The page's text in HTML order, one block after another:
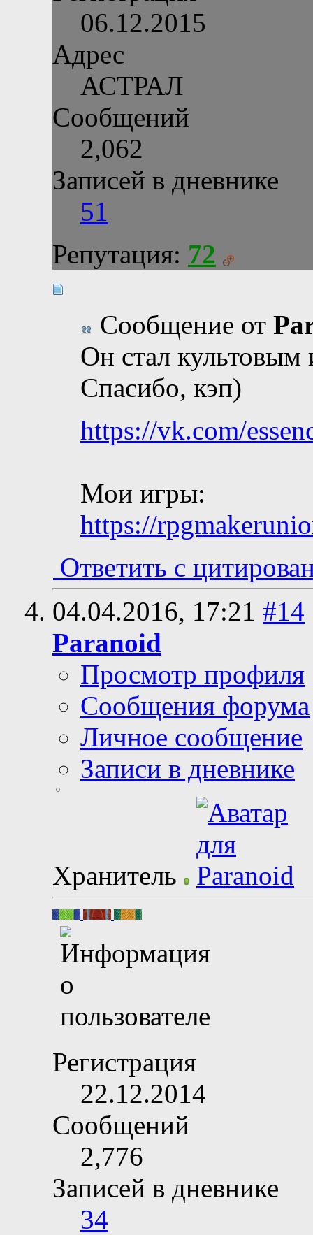
06.12.2015
Адрес
АСТРАЛ
Сообщений
2,062
Записей в дневнике
51
Репутация: 72
Сообщение от
Он стал культовым
Спасибо, кэп)
https://vk.com/
Мои игры:
https://
Ответить с
04.04.2016, 17:21 #14
Paranoid
Просмотр профиля
Сообщения форума
Личное сообщение
Записи в дневнике
Хранитель
Регистрация
22.12.2014
Сообщений
2,776
Записей в дневнике
34